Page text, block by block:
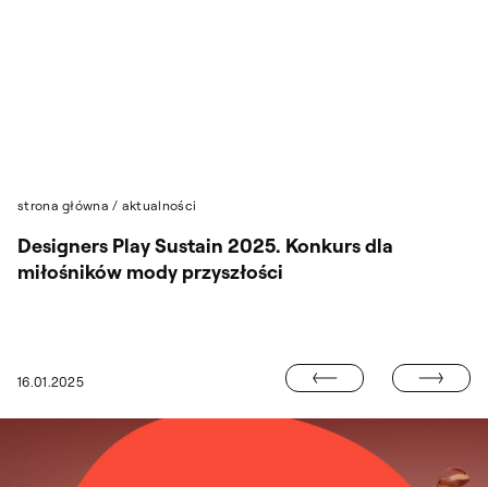
strona główna / aktualności
16.01.2025
Designers Play Sustain 2025. Konkurs dla
miłośników mody przyszłości
GARLIKA. WYSTAWA PLAKATÓW PIOTRA GARLICKIEGO
KIMBA